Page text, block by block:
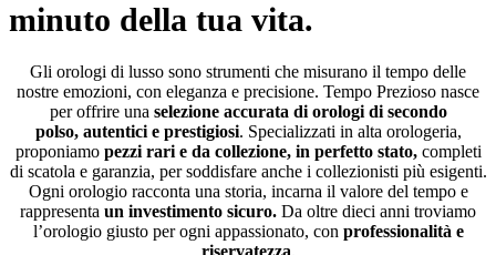
minuto della tua vita.
Gli orologi di lusso sono strumenti che misurano il tempo delle
nostre emozioni, con eleganza e precisione. Tempo Prezioso nasce
per offrire una selezione accurata di orologi di secondo
polso, autentici e prestigiosi. Specializzati in alta orologeria,
proponiamo pezzi rari e da collezione, in perfetto stato,completi
di scatola e garanzia, per soddisfare anche i collezionisti più esigenti.
Ogni orologio racconta una storia, incarna il valore del tempo e
rappresenta un investimento sicuro. Da oltre dieci anni troviamo
l’orologio giusto per ogni appassionato, con professionalità e